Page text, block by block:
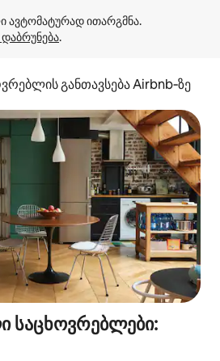
.
განთავსება Airbnb‑ზე
საცხოვრებლები: